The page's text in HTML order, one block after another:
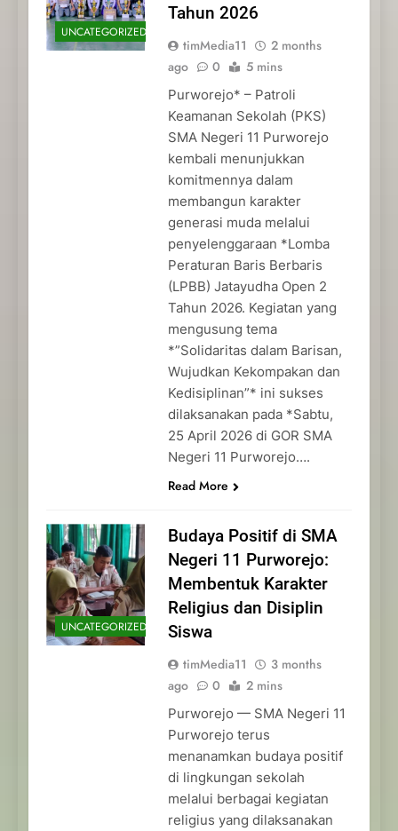
UNCATEGORIZED
Tahun 2026
timMedia11
2 months
ago
0 5 mins
Purworejo* – Patroli
Keamanan Sekolah (PKS)
SMA Negeri 11 Purworejo
kembali menunjukkan
komitmennya dalam
membangun karakter
generasi muda melalui
penyelenggaraan *Lomba
Peraturan Baris Berbaris
(LPBB) Jatayudha Open 2
Tahun 2026. Kegiatan yang
mengusung tema
*”Solidaritas dalam Barisan,
Wujudkan Kekompakan dan
Kedisiplinan”* ini sukses
dilaksanakan pada *Sabtu,
25 April 2026 di GOR SMA
Negeri 11 Purworejo….
Read More
UNCATEGORIZED
Budaya Positif di SMA
Negeri 11 Purworejo:
Membentuk Karakter
Religius dan Disiplin
Siswa
timMedia11
3 months
ago
0 2 mins
Purworejo — SMA Negeri 11
Purworejo terus
menanamkan budaya positif
di lingkungan sekolah
melalui berbagai kegiatan
religius yang dilaksanakan